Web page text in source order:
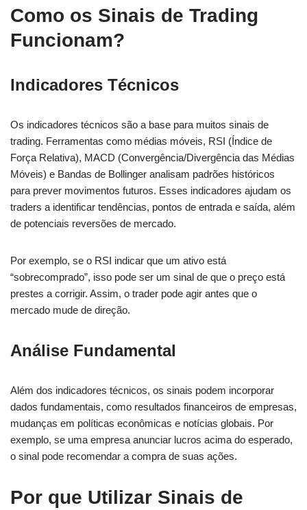
Como os Sinais de Trading
Funcionam?
Indicadores Técnicos
Os indicadores técnicos são a base para muitos sinais de
trading. Ferramentas como médias móveis, RSI (Índice de
Força Relativa), MACD (Convergência/Divergência das Médias
Móveis) e Bandas de Bollinger analisam padrões históricos
para prever movimentos futuros. Esses indicadores ajudam os
traders a identificar tendências, pontos de entrada e saída, além
de potenciais reversões de mercado.
Por exemplo, se o RSI indicar que um ativo está
“sobrecomprado”, isso pode ser um sinal de que o preço está
prestes a corrigir. Assim, o trader pode agir antes que o
mercado mude de direção.
Análise Fundamental
Além dos indicadores técnicos, os sinais podem incorporar
dados fundamentais, como resultados financeiros de empresas,
mudanças em políticas econômicas e notícias globais. Por
exemplo, se uma empresa anunciar lucros acima do esperado,
o sinal pode recomendar a compra de suas ações.
Por que Utilizar Sinais de